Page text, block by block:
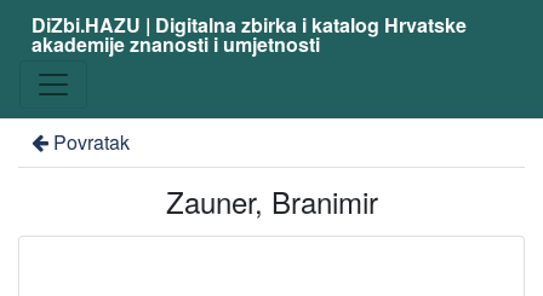
DiZbi.HAZU | Digitalna zbirka i katalog Hrvatske
akademije znanosti i umjetnosti
Povratak
Zauner, Branimir